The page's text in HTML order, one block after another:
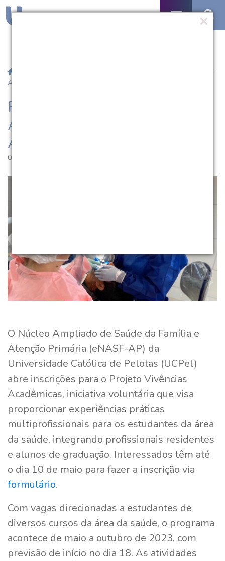
/ Projeto de Vivências Acadêmicas junto ao eNASF-
AP abre inscrições
Projeto de Vivências
Acadêmicas junto ao eNASF-
AP abre inscrições
04.05.2023 | 17:44
O Núcleo Ampliado de Saúde da Família e
Atenção Primária (eNASF-AP) da
Universidade Católica de Pelotas (UCPel)
abre inscrições para o Projeto Vivências
Acadêmicas, iniciativa voluntária que visa
proporcionar experiências práticas
multiprofissionais para os estudantes da área
da saúde, integrando profissionais residentes
e alunos de graduação. Interessados têm até
o dia 10 de maio para fazer a inscrição via
formulário.
Com vagas direcionadas a estudantes de
diversos cursos da área da saúde, o programa
acontece de maio a outubro de 2023, com
previsão de início no dia 18. As atividades